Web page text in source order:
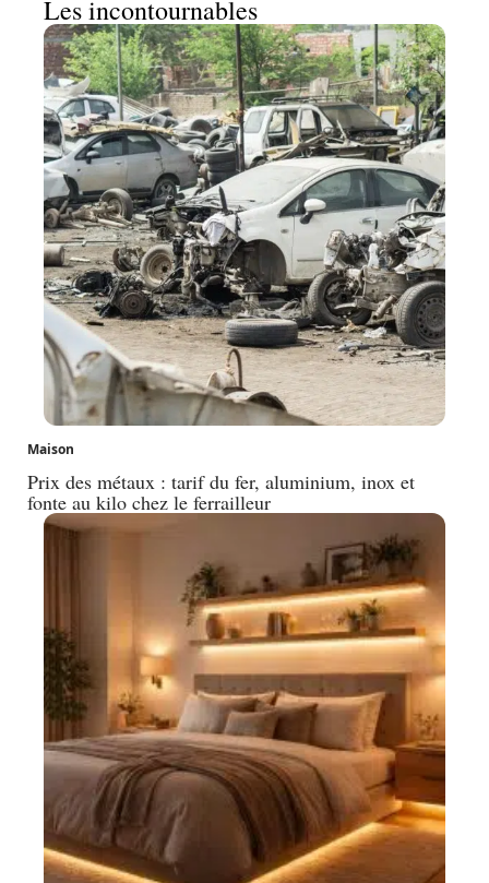
Les incontournables
Maison
Prix des métaux : tarif du fer, aluminium, inox et
fonte au kilo chez le ferrailleur